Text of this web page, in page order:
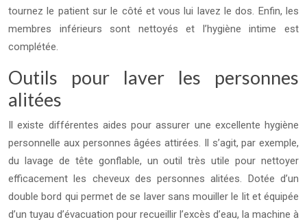
tournez le patient sur le côté et vous lui lavez le dos. Enfin, les
membres inférieurs sont nettoyés et l’hygiène intime est
complétée.
Outils pour laver les personnes
alitées
Il existe différentes aides pour assurer une excellente hygiène
personnelle aux personnes âgées attirées. Il s’agit, par exemple,
du lavage de tête gonflable, un outil très utile pour nettoyer
efficacement les cheveux des personnes alitées. Dotée d’un
double bord qui permet de se laver sans mouiller le lit et équipée
d’un tuyau d’évacuation pour recueillir l’excès d’eau, la machine à